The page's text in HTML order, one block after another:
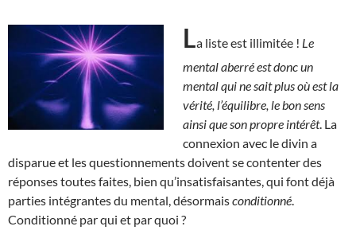
La liste est illimitée ! Le
mental aberré est donc un
mental qui ne sait plus où est la
vérité, l’équilibre, le bon sens
ainsi que son propre intérêt. La
connexion avec le divin a
disparue et les questionnements doivent se contenter des
réponses toutes faites, bien qu’insatisfaisantes, qui font déjà
parties intégrantes du mental, désormaisconditionné
Conditionné par qui et par quoi ?